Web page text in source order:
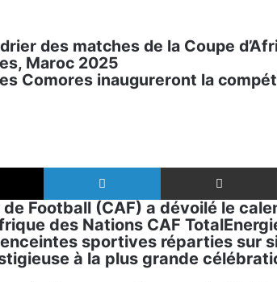
des matches de la Coupe
Maroc 2025
Comores inaugureront la
X Linkedin
Football (CAF) a dévoilé le
des Nations CAF
sportives réparties sur
à la plus grande